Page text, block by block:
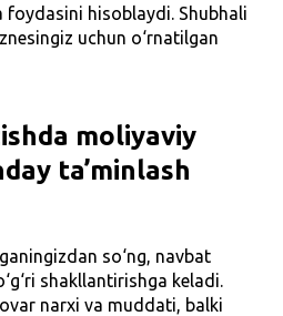
foydasini hisoblaydi. Shubhali
uchun o‘rnatilgan
moliyaviy
ta’minlash
so‘ng, navbat
shakllantirishga keladi.
narxi va muddati, balki